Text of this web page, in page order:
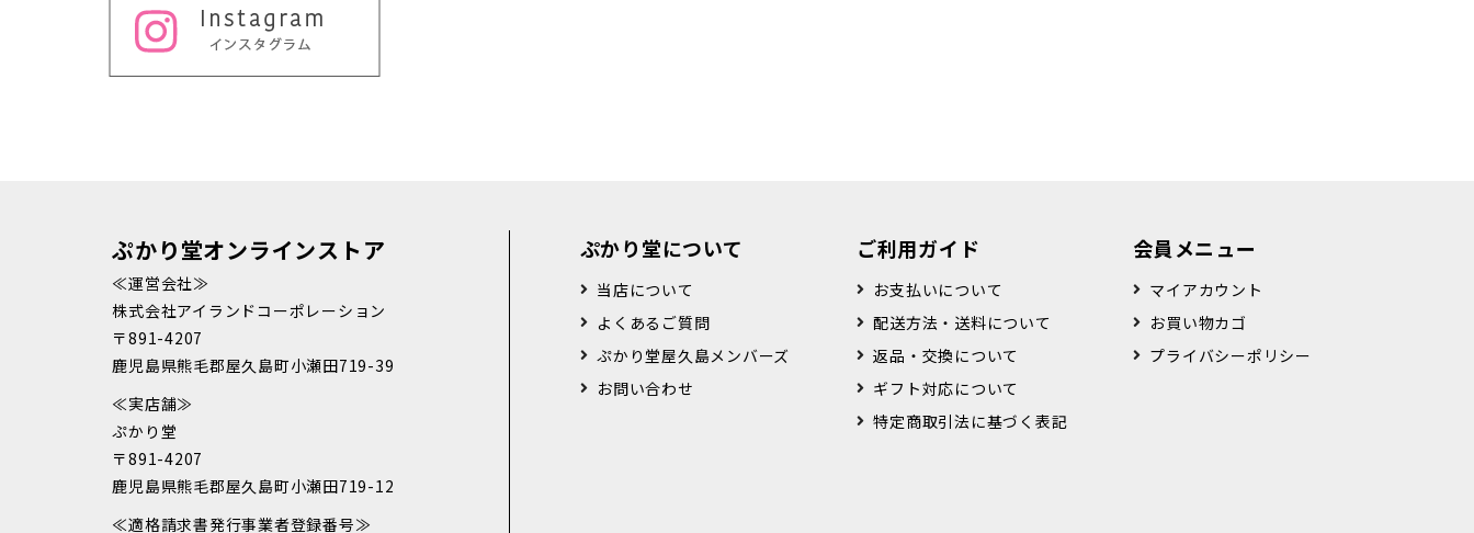
ぷかり堂オンラインストア
≪運営会社≫
株式会社アイランドコーポレーション
〒891-4207
鹿児島県熊毛郡屋久島町小瀬田719-39
≪実店舗≫
ぷかり堂
〒891-4207
鹿児島県熊毛郡屋久島町小瀬田719-12
≪適格請求書発行事業者登録番号≫
ぷかり堂について
当店について
よくあるご質問
ぷかり堂屋久島メンバーズ
お問い合わせ
ご利用ガイド
お支払いについて
配送方法・送料について
返品・交換について
ギフト対応について
特定商取引法に基づく表記
会員メニュー
マイアカウント
お買い物カゴ
プライバシーポリシー